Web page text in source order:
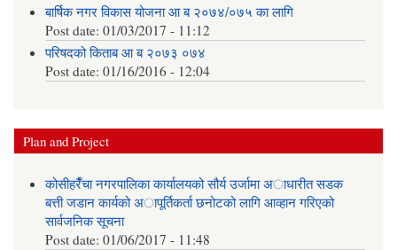
बार्षिक नगर विकास योजना आ‍ ब २०७४/०७५ का लागि
Post date:01/03/2017 - 11:12
परिषदको किताब आ ब २०७३ ०७४
Post date:01/16/2016 - 12:04
Plan and Project
कोसीहरैँचा नगरपालिका कार्यालयको सौर्य उर्जामा अाधारीत सडक
बत्ती जडान कार्यको अापूर्तिकर्ता छनोटको लागि आव्हान गरिएको
सार्वजनिक सूचना
Post date:01/06/2017 - 11:48